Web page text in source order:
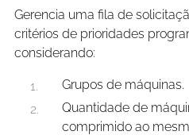
Gerencia uma fila de
critérios de prioridades
considerando:
Grupos de máquinas.
Quantidade de
comprimido ao